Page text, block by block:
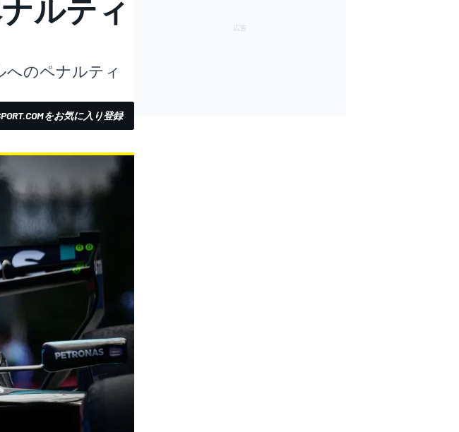
ルティ
へのペナルティ
をお気に入り登録